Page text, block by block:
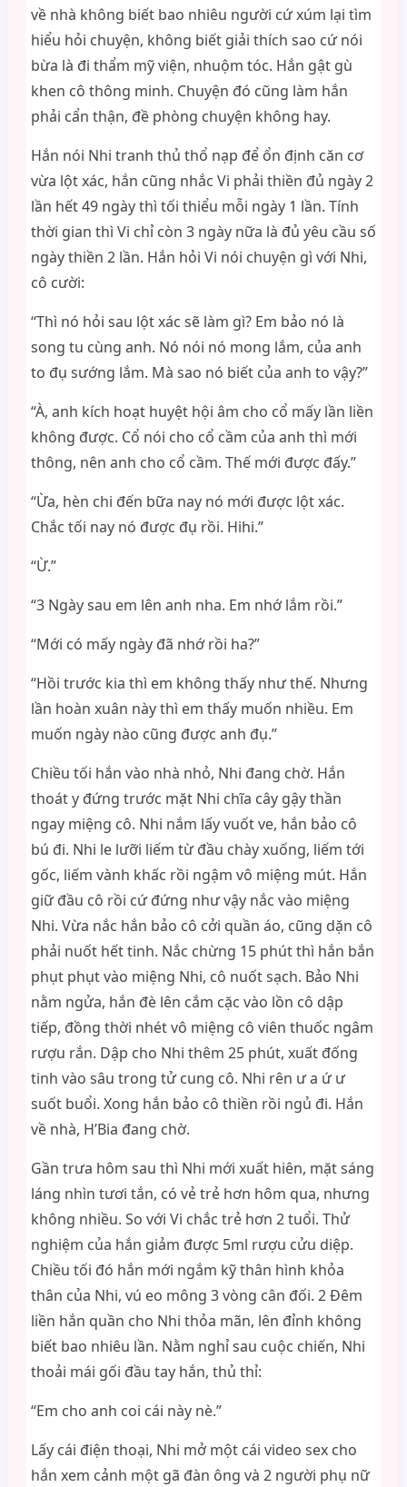
về nhà không biết bao nhiêu người cứ xúm lại tìm
hiểu hỏi chuyện, không biết giải thích sao cứ nói
bừa là đi thẩm mỹ viện, nhuộm tóc. Hắn gật gù
khen cô thông minh. Chuyện đó cũng làm hắn
phải cẩn thận, đề phòng chuyện không hay.
Hắn nói Nhi tranh thủ thổ nạp để ổn định căn cơ
vừa lột xác, hắn cũng nhắc Vi phải thiền đủ ngày 2
lần hết 49 ngày thì tối thiểu mỗi ngày 1 lần. Tính
thời gian thì Vi chỉ còn 3 ngày nữa là đủ yêu cầu số
ngày thiền 2 lần. Hắn hỏi Vi nói chuyện gì với Nhi,
cô cười:
“Thì nó hỏi sau lột xác sẽ làm gì? Em bảo nó là
song tu cùng anh. Nó nói nó mong lắm, của anh
to đụ sướng lắm. Mà sao nó biết của anh to vậy?”
“À, anh kích hoạt huyệt hội âm cho cổ mấy lần liền
không được. Cổ nói cho cổ cầm của anh thì mới
thông, nên anh cho cổ cầm. Thế mới được đấy.”
“Ừa, hèn chi đến bữa nay nó mới được lột xác.
Chắc tối nay nó được đụ rồi. Hihi.”
“Ừ.”
“3 Ngày sau em lên anh nha. Em nhớ lắm rồi.”
“Mới có mấy ngày đã nhớ rồi ha?”
“Hồi trước kia thì em không thấy như thế. Nhưng
lần hoàn xuân này thì em thấy muốn nhiều. Em
muốn ngày nào cũng được anh đụ.”
Chiều tối hắn vào nhà nhỏ, Nhi đang chờ. Hắn
thoát y đứng trước mặt Nhi chĩa cây gậy thần
ngay miệng cô. Nhi nắm lấy vuốt ve, hắn bảo cô
bú đi. Nhi le lưỡi liếm từ đầu chày xuống, liếm tới
gốc, liếm vành khấc rồi ngậm vô miệng mút. Hắn
giữ đầu cô rồi cứ đứng như vậy nắc vào miệng
Nhi. Vừa nắc hắn bảo cô cởi quần áo, cũng dặn cô
phải nuốt hết tinh. Nắc chừng 15 phút thì hắn bắn
phụt phụt vào miệng Nhi, cô nuốt sạch. Bảo Nhi
nằm ngửa, hắn đè lên cắm cặc vào lồn cô dập
tiếp, đồng thời nhét vô miệng cô viên thuốc ngâm
rượu rắn. Dập cho Nhi thêm 25 phút, xuất đống
tinh vào sâu trong tử cung cô. Nhi rên ư a ứ ư
suốt buổi. Xong hắn bảo cô thiền rồi ngủ đi. Hắn
về nhà, H’Bia đang chờ.
Gần trưa hôm sau thì Nhi mới xuất hiên, mặt sáng
láng nhìn tươi tắn, có vẻ trẻ hơn hôm qua, nhưng
không nhiều. So với Vi chắc trẻ hơn 2 tuổi. Thử
nghiệm của hắn giảm được 5ml rượu cửu diệp.
Chiều tối đó hắn mới ngắm kỹ thân hình khỏa
thân của Nhi, vú eo mông 3 vòng cân đối. 2 Đêm
liền hắn quần cho Nhi thỏa mãn, lên đỉnh không
biết bao nhiêu lần. Nằm nghỉ sau cuộc chiến, Nhi
thoải mái gối đầu tay hắn, thủ thỉ:
“Em cho anh coi cái này nè.”
Lấy cái điện thoại, Nhi mở một cái video sex cho
hắn xem cảnh một gã đàn ông và 2 người phụ nữ